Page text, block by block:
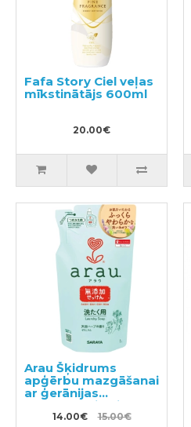
Fafa Story Ciel veļas
mīkstinātājs 600ml
20.00€
Arau Šķidrums
apģērbu mazgāšanai
ar ģerānijas
aromātu, pildviela
1000ml14.00€ 15.00€